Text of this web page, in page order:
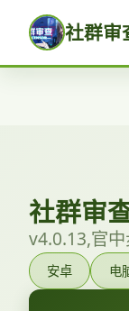
社群审
社群审
v4.0.13,官
安卓 电